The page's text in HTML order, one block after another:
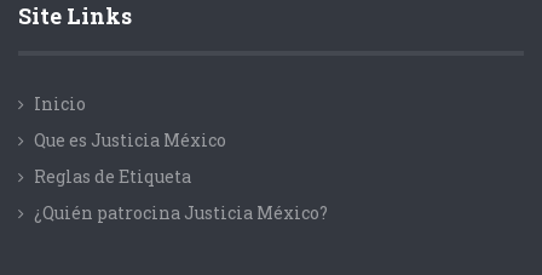
Site Links
Inicio
Que es Justicia México
Reglas de Etiqueta
¿Quién patrocina Justicia México?